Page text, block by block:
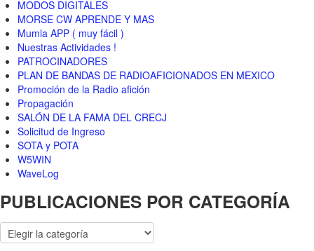
MODOS DIGITALES
MORSE CW APRENDE Y MAS
Mumla APP ( muy fácil )
Nuestras Actividades !
PATROCINADORES
PLAN DE BANDAS DE RADIOAFICIONADOS EN MEXICO
Promoción de la Radio afición
Propagación
SALÓN DE LA FAMA DEL CRECJ
Solicitud de Ingreso
SOTA y POTA
W5WIN
WaveLog
PUBLICACIONES POR CATEGORÍA
PUBLICACIONES
POR